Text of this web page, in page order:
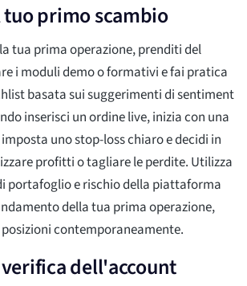
primo scambio
tua prima operazione, prenditi del
i moduli demo o formativi e fai pratica
basata sui suggerimenti di sentiment
inserisci un ordine live, inizia con una
uno stop-loss chiaro e decidi in
profitti o tagliare le perdite. Utilizza
portafoglio e rischio della piattaforma
della tua prima operazione,
contemporaneamente.
dell'account